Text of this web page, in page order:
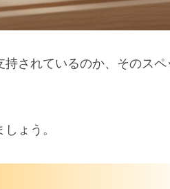
されているのか、そのスペ
ょう。